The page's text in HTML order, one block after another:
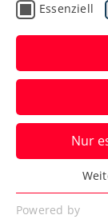
Tour
Das
Endspiel
Essenziell
Nur
Essenziell
Essenzielle
Powered by